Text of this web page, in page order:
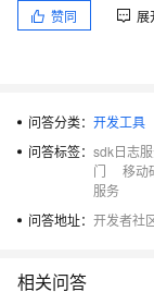
赞同 展
问答分类： 开发工具
问答标签： sdk日志
门
移动
服务
问答地址： 开发者社
相关问答